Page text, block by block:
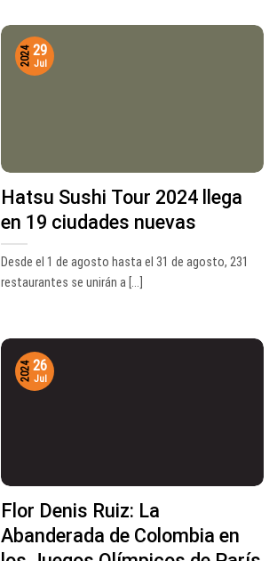
Hatsu Sushi Tour 2024 llega
en 19 ciudades nuevas
Desde el 1 de agosto hasta el 31 de agosto, 231
restaurantes se unirán a [...]
29
Jul
2024
Flor Denis Ruiz: La
Abanderada de Colombia en
26
Jul
2024